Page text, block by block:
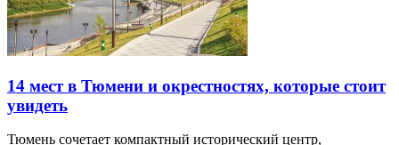
14 мест в Тюмени и окрестностях, которые стоит
увидеть
Тюмень сочетает компактный исторический центр,